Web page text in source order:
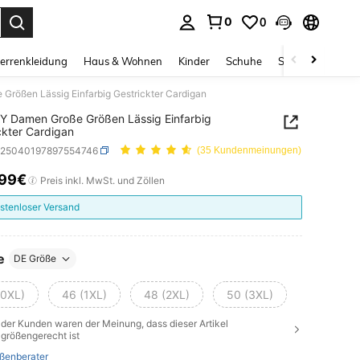
0 0
Haus & Wohnen Kinder Schuhe Schmuck &
Größen Lässig Einfarbig Gestrickter Cardigan
Damen Große Größen Lässig Einfarbig
Cardigan
(35 Kundenmeinungen)
AND AVAILABILITY
Preis inkl. MwSt. und Zöllen
Versand
DE Größe
46 (1XL) 48 (2XL) 50 (3XL)
der Kunden waren der Meinung, dass dieser Artikel
größengerecht ist